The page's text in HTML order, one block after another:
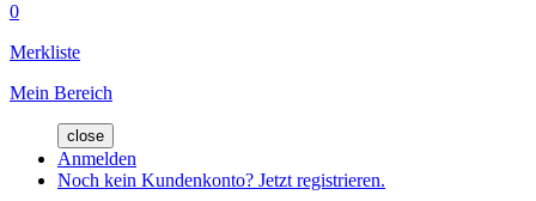
0
Merkliste
Mein Bereich
close
Anmelden
Noch kein Kundenkonto? Jetzt registrieren.